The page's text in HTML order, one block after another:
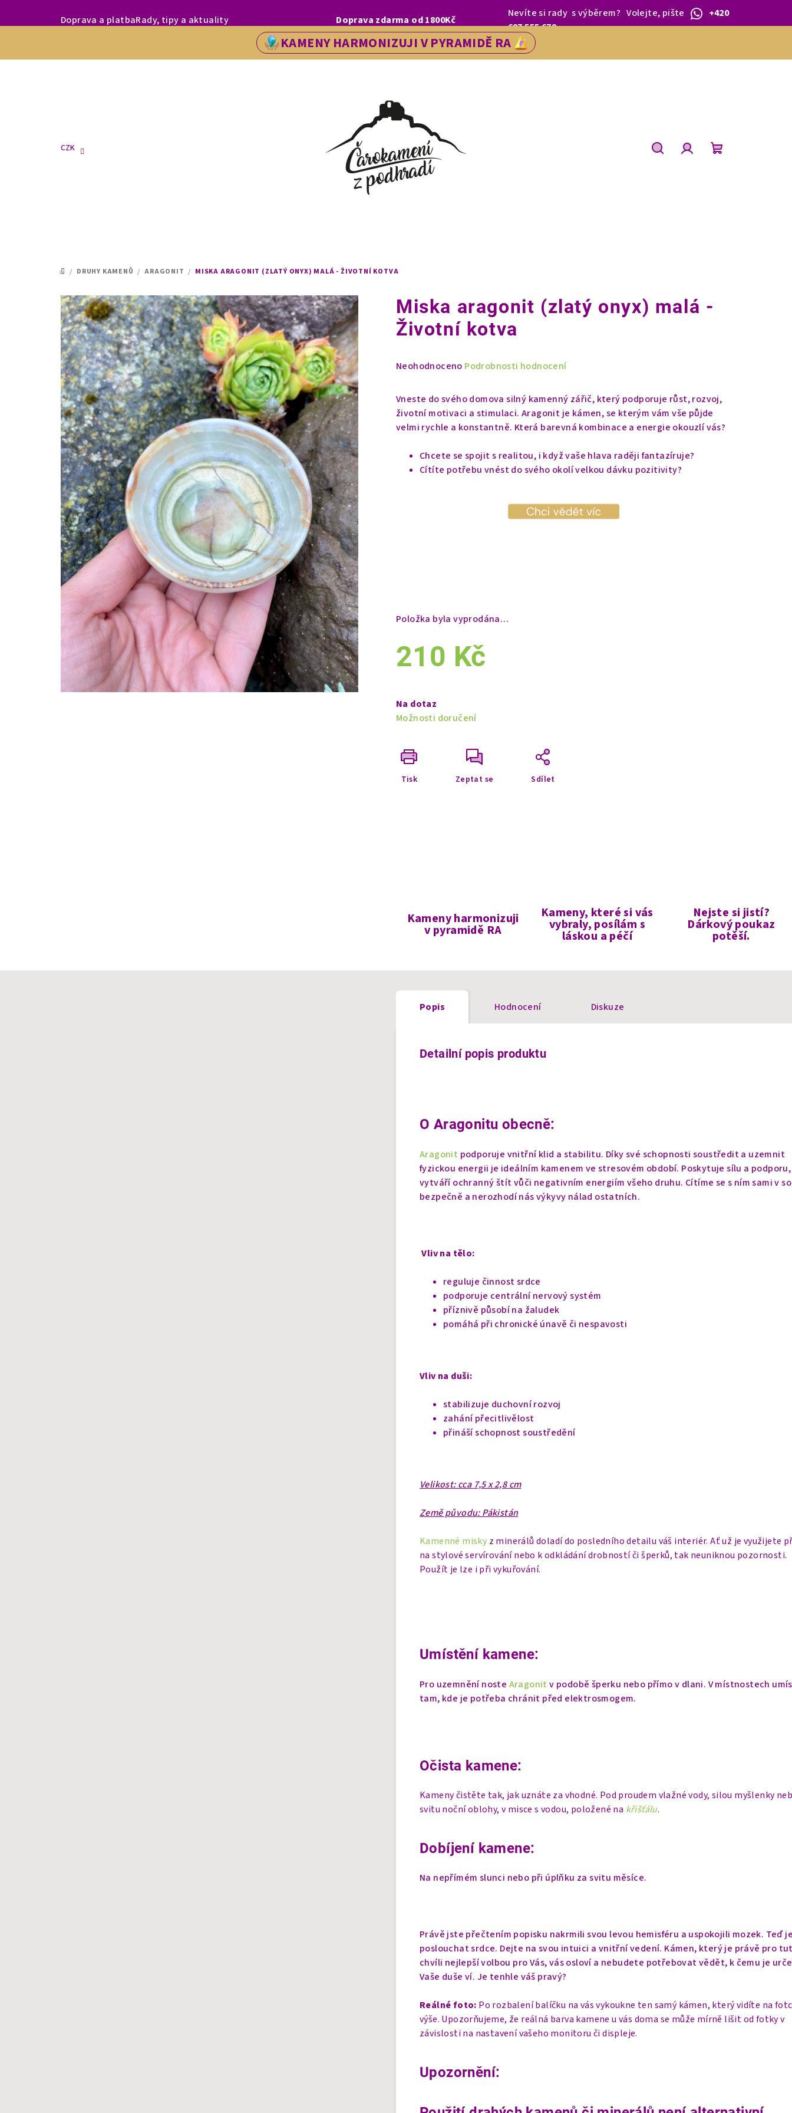
MILÍ ZÁKAZNÍCI, LETOS SE NA VÁS V NAŠÍ PRODEJNĚ V ŘEDHOŠTI BUDEME TĚŠIT OD 1.BŘEZNA.
Doprava a platbaRady, tipy a aktuality Doprava zdarma od 1800Kč
Nevíte si rady s výběrem?Volejte, pište
+420
607 555 679
KAMENY HARMONIZUJI V PYRAMIDĚ RA
CZK
DOMŮ
/ DRUHY KAMENŮ / ARAGONIT / MISKA ARAGONIT (ZLATÝ ONYX) MALÁ - ŽIVOTNÍ KOTVA
Miska aragonit (zlatý onyx) malá -
Životní kotva
Průměrné
produktu
je
0,0
hvězdiček.
Neohodnoceno Podrobnosti hodnocení
Vneste do svého domova silný kamenný zářič, který podporuje růst, rozvoj,
životní motivaci a stimulaci. Aragonit je kámen, se kterým vám vše půjde
velmi rychle a konstantně. Která barevná kombinace a energie okouzlí vás?
Chcete se spojit s realitou, i když vaše hlava raději fantazíruje?
Cítíte potřebu vnést do svého okolí velkou dávku pozitivity?
Položka byla vyprodána…
210 Kč
cena:
Na dotaz
Možnosti doručení
Tisk Zeptat se Sdílet
Kameny harmonizuji
v pyramidě RA
Kameny, které si vás
vybraly, posílám s
láskou a péčí
Nejste si jistí?
Dárkový poukaz
potěší.
Popis Hodnocení Diskuze
Detailní popis produktu
O Aragonitu obecně:
Aragonit podporuje vnitřní klid a stabilitu. Díky své schopnosti soustředit a uzemnit
fyzickou energii je ideálním kamenem ve stresovém období. Poskytuje sílu a podporu,
vytváří ochranný štít vůči negativním energiím všeho druhu. Cítíme se s ním sami v
bezpečně a nerozhodí nás výkyvy nálad ostatních.
Vliv na tělo:
reguluje činnost srdce
podporuje centrální nervový systém
příznivě působí na žaludek
pomáhá při chronické únavě či nespavosti
Vliv na duši:
stabilizuje duchovní rozvoj
zahání přecitlivělost
přináší schopnost soustředění
Velikost: cca 7,5 x 2,8 cm
Země původu: Pákistán
Kamenné misky z minerálů doladí do posledního detailu váš interiér. Ať už je využijete
na stylové servírování nebo k odkládání drobností či šperků, tak neuniknou pozornosti.
Použít je lze i při vykuřování.
Umístění kamene:
Pro uzemnění noste Aragonit v podobě šperku nebo přímo v dlani. V místnostech
tam, kde je potřeba chránit před elektrosmogem.
Očista kamene:
Kameny čistěte tak, jak uznáte za vhodné. Pod proudem vlažné vody, silou myšlenky
svitu noční oblohy, v misce s vodou, položené na křišťálu.
Dobíjení kamene:
Na nepřímém slunci nebo při úplňku za svitu měsíce.
Právě jste přečtením popisku nakrmili svou levou hemisféru a uspokojili mozek. Teď
poslouchat srdce. Dejte na svou intuici a vnitřní vedení. Kámen, který je právě pro
chvíli nejlepší volbou pro Vás, vás osloví a nebudete potřebovat vědět, k čemu je
Vaše duše ví. Je tenhle váš pravý?
Reálné foto: Po rozbalení balíčku na vás vykoukne ten samý kámen, který vidíte na
výše. Upozorňujeme, že reálná barva kamene u vás doma se může mírně lišit od fotky v
závislosti na nastavení vašeho monitoru či displeje.
Upozornění: